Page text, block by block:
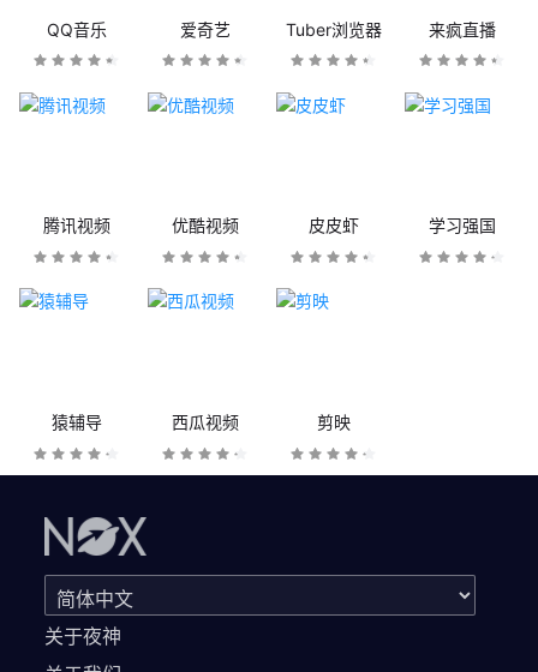
QQ音乐 爱奇艺 Tuber浏览器 来疯直播
腾讯视频 优酷视频 皮皮虾 学习强国
猿辅导 西瓜视频 剪映
关于夜神